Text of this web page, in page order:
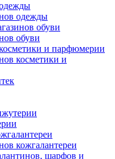
одежды
обуви
обуви
и парфюмерии
косметики и
кожгалантереи
шарфов и